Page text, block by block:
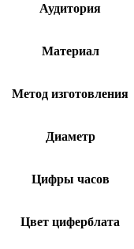
Аудитория
Материал
Метод изготовления
Диаметр
Цифры часов
Цвет циферблата